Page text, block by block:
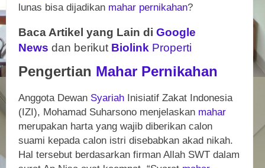
lunas bisa dijadikan mahar pernikahan?
Baca Artikel yang Lain di Google
News dan berikut Biolink Properti
Pengertian Mahar Pernikahan
Anggota Dewan Syariah Inisiatif Zakat Indonesia
(IZI), Mohamad Suharsono menjelaskan mahar
merupakan harta yang wajib diberikan calon
suami kepada calon istri disebabkan akad nikah.
Hal tersebut berdasarkan firman Allah SWT dalam